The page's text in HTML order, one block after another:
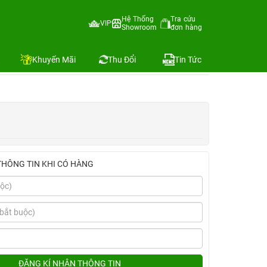
VIP
Hệ Thống
Showroom
Tra cứu
đơn hàng
Khuyến Mãi Thu Đổi Tin Tức
Việt Nam
TIN KHI CÓ HÀNG
ĐĂNG KÍ NHẬN THÔNG TIN